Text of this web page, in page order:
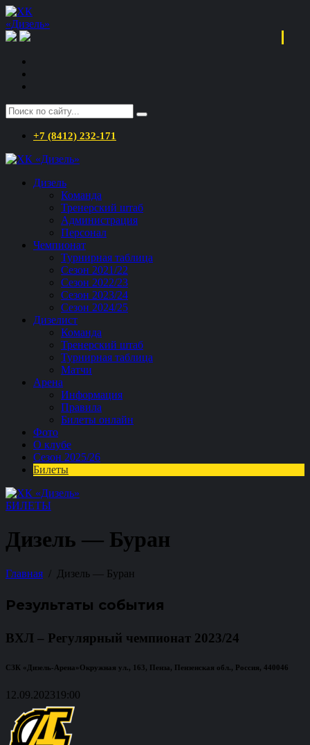
+7 (8412) 232-171
Дизель
Команда
Тренерский штаб
Администрация
Персонал
Чемпионат
Турнирная таблица
Сезон 2021/22
Сезон 2022/23
Сезон 2023/24
Сезон 2024/25
Дизелист
Команда
Тренерский штаб
Турнирная таблица
Матчи
Арена
Информация
Правила
Билеты онлайн
Фото
О клубе
Сезон 2025/26
Билеты
БИЛЕТЫ
Дизель — Буран
Главная Дизель — Буран
Результаты события
ВХЛ – Регулярный чемпионат 2023/24
СЗК «Дизель-Арена»Окружная ул., 163, Пенза, Пензенская обл., Россия, 440046
12.09.2023 19:00